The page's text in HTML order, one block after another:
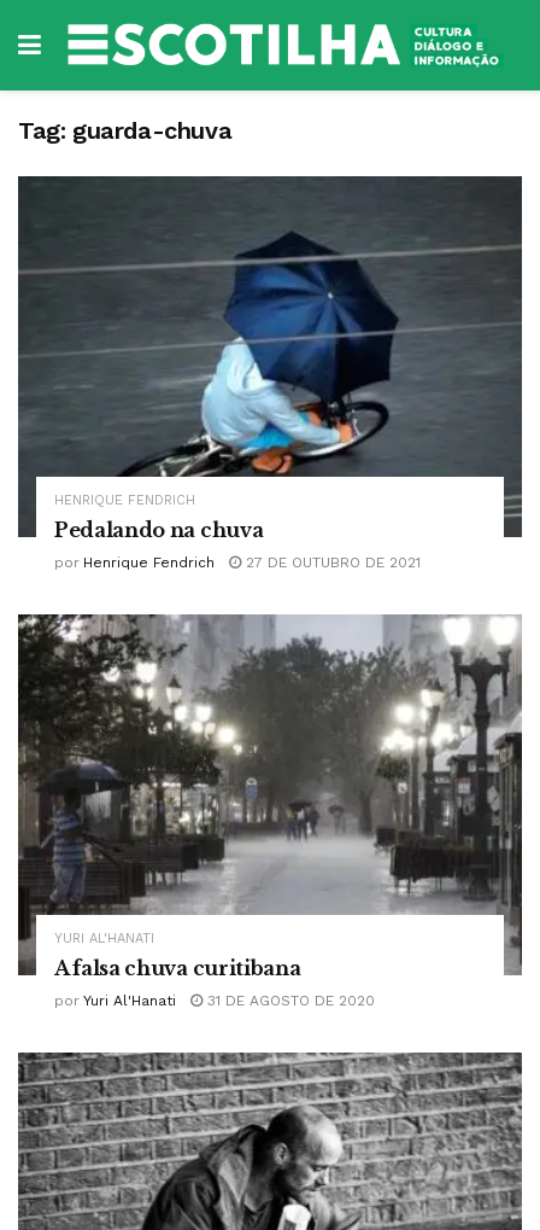
Tag: guarda-chuva
HENRIQUE FENDRICH
Pedalando na chuva
por Henrique Fendrich 27 DE OUTUBRO DE 2021
YURI AL'HANATI
A falsa chuva curitibana
por Yuri Al'Hanati 31 DE AGOSTO DE 2020